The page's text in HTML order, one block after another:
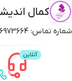
کمال
شماره تماس: